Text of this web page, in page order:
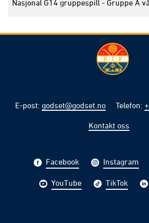
Nasjonal G14 gruppespill - Gruppe A
E-post: godset@godset.no Telefon:
Kontakt oss
Facebook Instagram
YouTube TikTok